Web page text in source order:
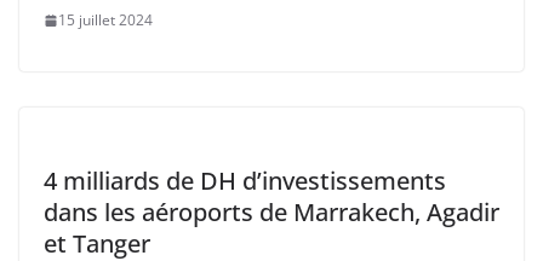
15 juillet 2024
4 milliards de DH d’investissements
dans les aéroports de Marrakech, Agadir
et Tanger